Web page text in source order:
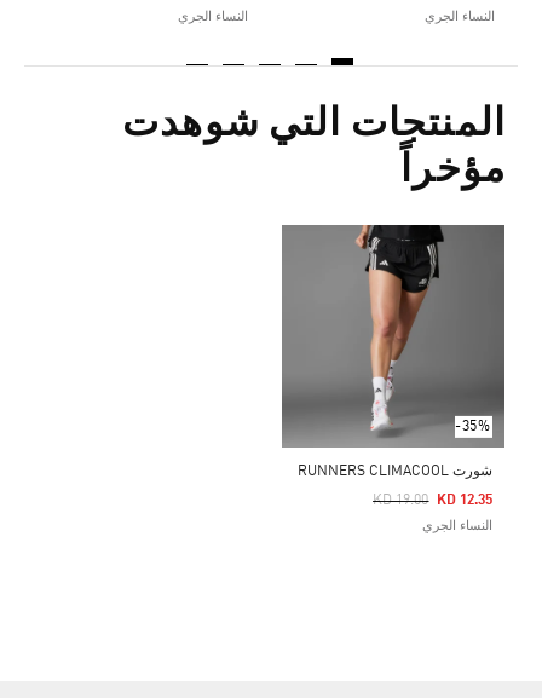
النساء الجري النساء الجري
المنتجات التي شوهدت
مؤخراً
-35%
شورت RUNNERS CLIMACOOL
Price Reduced From
KD 19.00
To KD 12.35
النساء الجري